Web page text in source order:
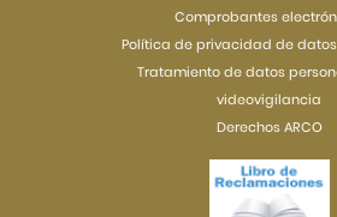
Comprobantes
Política de privacidad de
Tratamiento de datos
videovigilancia
Derechos ARCO